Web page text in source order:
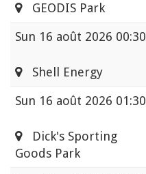
GEODIS Park
Sun 16 août 2026 00:30
Shell Energy
Sun 16 août 2026 01:30
Dick's Sporting
Goods Park